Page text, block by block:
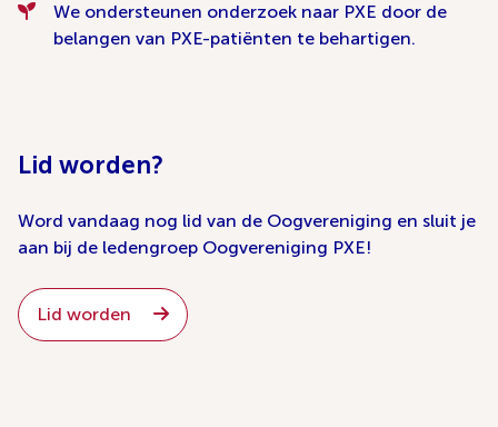
We ondersteunen onderzoek naar PXE door de
belangen van PXE-patiënten te behartigen.
Lid worden?
Word vandaag nog lid van de Oogvereniging en sluit je
aan bij de ledengroep Oogvereniging PXE!
Lid worden